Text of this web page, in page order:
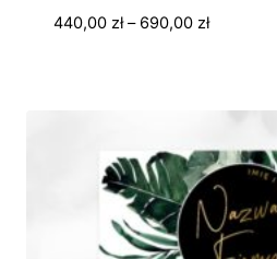
440,00 zł – 690,00 złZakres
690,00 zł